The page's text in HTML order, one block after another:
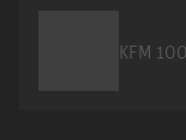
KFM 100